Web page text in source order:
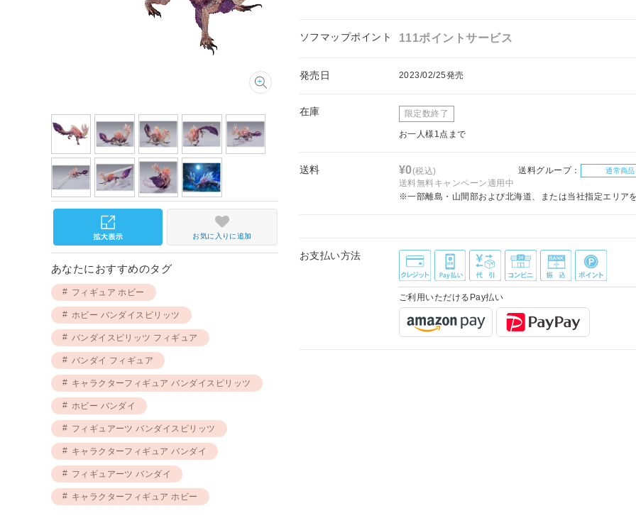
ソフマップポイント 111ポイントサービス
発売日 2023/02/25発売
在庫 限定数終了
お一人様1点まで
送料 ¥0(税込) 送料グループ： 通常商品
送料無料キャンペーン適用中
※一部離島・山間部および北海道、または当社指定エリア
お支払い方法
ご利用いただけるPay払い
お気に入りに追加
あなたにおすすめのタグ
フィギュア ホビー
ホビー バンダイスピリッツ
バンダイスピリッツ フィギュア
バンダイ フィギュア
キャラクターフィギュア バンダイスピリッツ
ホビー バンダイ
フィギュアーツ バンダイスピリッツ
キャラクターフィギュア バンダイ
フィギュアーツ バンダイ
キャラクターフィギュア ホビー